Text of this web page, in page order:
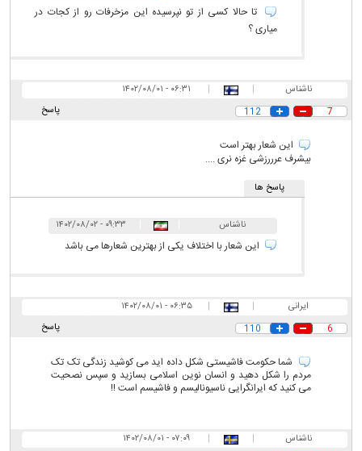
تا حالا کسی از تو نپرسیده این مزخرفات رو از کجات در
میاری ؟
ناشناس |
|
۰۶:۳۱ - ۱۴۰۲/۰۸/۰۱
پاسخ
7
112
این شعار بهتر است
بیشرف عرررزشی غزه نری ....
پاسخ ها
ناشناس ۰۹:۳۳ - ۱۴۰۲/۰۸/۰۲
این شعار با اختلاف یکی از بهترین شعارها می باشد
ایرانی |
|
۰۶:۳۵ - ۱۴۰۲/۰۸/۰۱
پاسخ
6
110
شما حکومت فاشیستی شکل داده اید می کوشید زندگی تک تک
مردم را شکل دهید و انسان نوین اسلامی بسازید و سپس نصحیت
می کنید که ایرانگرایی ناسیونالیسم و فاشیسم است !!
ناشناس |
|
۰۷:۰۹ - ۱۴۰۲/۰۸/۰۱